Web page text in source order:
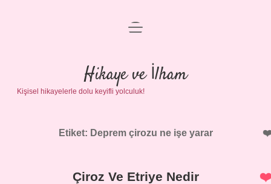
Anasayfa
Gizlilik Politikası
Yasal Uyarı
menüyü
Hikaye ve İlham
Kişisel hikayelerle dolu keyifli yolculuk!
Etiket: Deprem çirozu ne işe yarar
Çiroz Ve Etriye Nedir